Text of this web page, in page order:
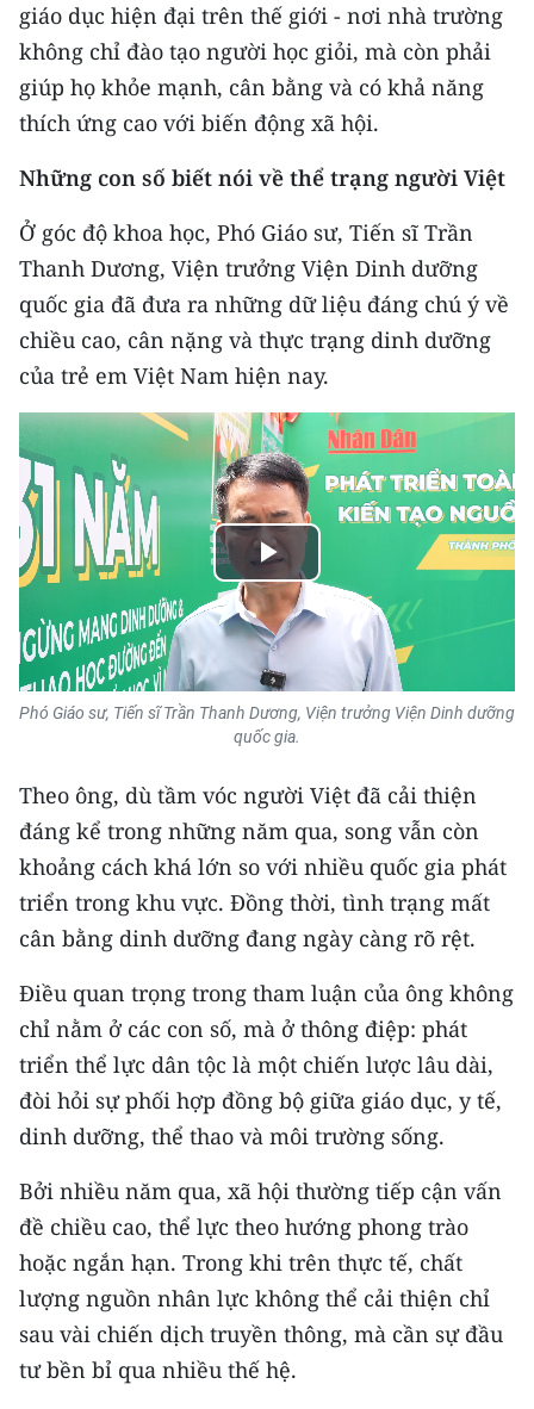
giáo dục hiện đại trên thế giới - nơi nhà trường
không chỉ đào tạo người học giỏi, mà còn phải
giúp họ khỏe mạnh, cân bằng và có khả năng
thích ứng cao với biến động xã hội.
Những con số biết nói về thể trạng người Việt
Ở góc độ khoa học, Phó Giáo sư, Tiến sĩ Trần
Thanh Dương, Viện trưởng Viện Dinh dưỡng
quốc gia đã đưa ra những dữ liệu đáng chú ý về
chiều cao, cân nặng và thực trạng dinh dưỡng
của trẻ em Việt Nam hiện nay.
Play
Video
Phó Giáo sư, Tiến sĩ Trần Thanh Dương, Viện trưởng Viện Dinh dưỡng
quốc gia.
Theo ông, dù tầm vóc người Việt đã cải thiện
đáng kể trong những năm qua, song vẫn còn
khoảng cách khá lớn so với nhiều quốc gia phát
triển trong khu vực. Đồng thời, tình trạng mất
cân bằng dinh dưỡng đang ngày càng rõ rệt.
Điều quan trọng trong tham luận của ông không
chỉ nằm ở các con số, mà ở thông điệp: phát
triển thể lực dân tộc là một chiến lược lâu dài,
đòi hỏi sự phối hợp đồng bộ giữa giáo dục, y tế,
dinh dưỡng, thể thao và môi trường sống.
Bởi nhiều năm qua, xã hội thường tiếp cận vấn
đề chiều cao, thể lực theo hướng phong trào
hoặc ngắn hạn. Trong khi trên thực tế, chất
lượng nguồn nhân lực không thể cải thiện chỉ
sau vài chiến dịch truyền thông, mà cần sự đầu
tư bền bỉ qua nhiều thế hệ.